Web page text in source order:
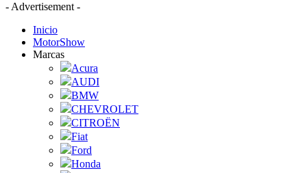
- Advertisement -
Inicio
MotorShow
Marcas
Acura
AUDI
BMW
CHEVROLET
CITROËN
Fiat
Ford
Honda